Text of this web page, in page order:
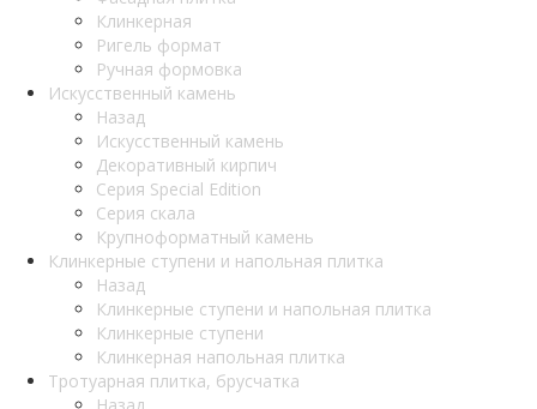
Клинкерная
Ригель формат
Ручная формовка
Искусственный камень
Назад
Искусственный камень
Декоративный кирпич
Серия Special Edition
Серия скала
Крупноформатный камень
Клинкерные ступени и напольная плитка
Назад
Клинкерные ступени и напольная плитка
Клинкерные ступени
Клинкерная напольная плитка
Тротуарная плитка, брусчатка